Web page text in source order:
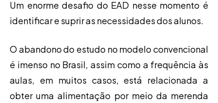
Um enorme desafio do EAD nesse momento é
identificar e suprir as necessidades dos alunos.
O abandono do estudo no modelo convencional
é imenso no Brasil, assim como a frequência às
aulas, em muitos casos, está relacionada a
obter uma alimentação por meio da merenda